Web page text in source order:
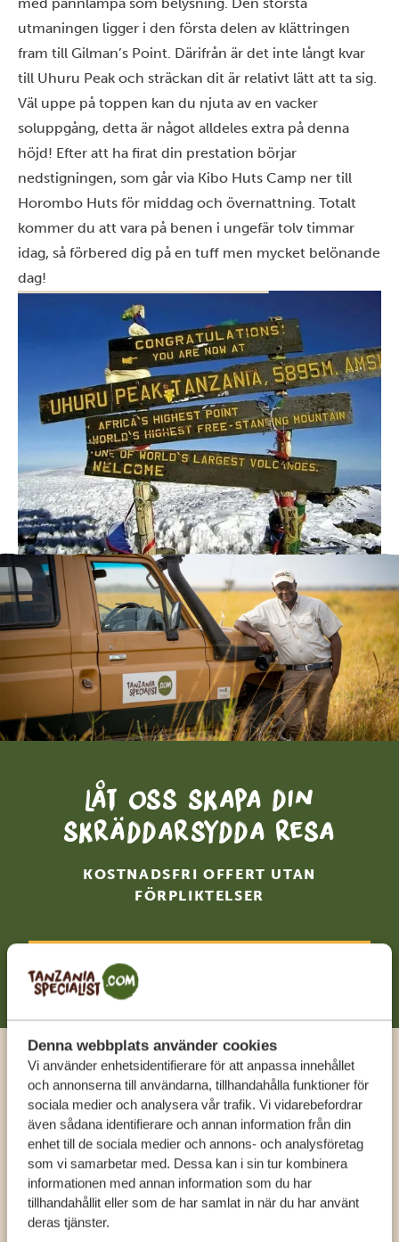
Denna webbplats använder cookies
Vi använder enhetsidentifierare för att anpassa innehållet
och annonserna till användarna, tillhandahålla funktioner för
sociala medier och analysera vår trafik. Vi vidarebefordrar
även sådana identifierare och annan information från din
enhet till de sociala medier och annons- och analysföretag
som vi samarbetar med. Dessa kan i sin tur kombinera
informationen med annan information som du har
tillhandahållit eller som de har samlat in när du har använt
deras tjänster.
utmaningen ligger i den första delen av klättringen
fram till Gilman’s Point. Därifrån är det inte långt kvar
till Uhuru Peak och sträckan dit är relativt lätt att ta sig.
Väl uppe på toppen kan du njuta av en vacker
soluppgång, detta är något alldeles extra på denna
höjd! Efter att ha firat din prestation börjar
nedstigningen, som går via Kibo Huts Camp ner till
Horombo Huts för middag och övernattning. Totalt
kommer du att vara på benen i ungefär tolv timmar
idag, så förbered dig på en tuff men mycket belönande
dag!
Låt oss skapa din
skräddarsydda resa
KOSTNADSFRI OFFERT UTAN
FÖRPLIKTELSER
BÖRJA PLANERA DIN RESA
Ring en expert
FÅ PERSONLIG RÅDGIVNING FRÅN VÅRA
EXPERTER